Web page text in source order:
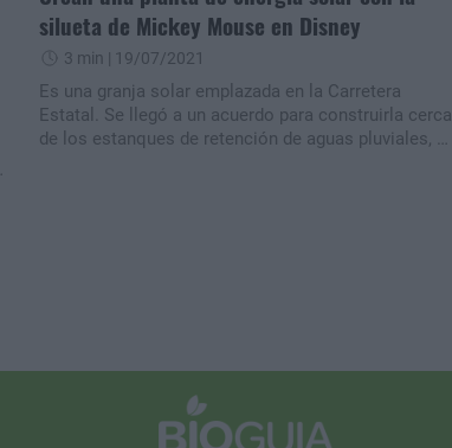
silueta de Mickey Mouse en Disney
3 min | 19/07/2021
Es una granja solar emplazada en la Carretera
Estatal. Se llegó a un acuerdo para construirla cerca
de los estanques de retención de aguas pluviales, al